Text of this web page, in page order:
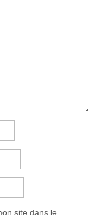
site dans le